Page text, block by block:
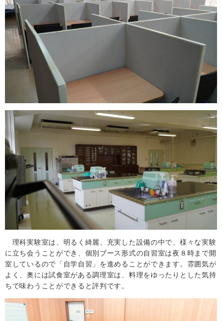
理科実験室は、明るく綺麗、充実した設備の中で、様々な実験
に立ち会うことができ、個別ブース形式の自習室は夜８時まで開
室しているので「自学自習」を進めることができます。雰囲気が
よく、奥には試食室がある調理室は、料理をゆったりとした気持
ちで味わうことができると評判です。